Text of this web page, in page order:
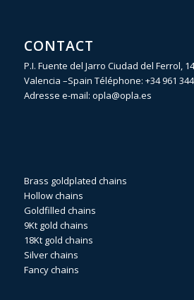
CONTACT
P.I. Fuente del Jarro Ciudad del Ferrol,
Valencia –Spain Téléphone: +34 961
Adresse e-mail: opla@opla.es
Brass goldplated chains
Hollow chains
Goldfilled chains
9Kt gold chains
18Kt gold chains
Silver chains
Fancy chains